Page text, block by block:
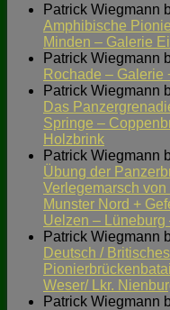
Patrick Wiegmann
Amphibische
Minden – Galerie
Patrick Wiegmann
Rochade – Galerie
Patrick Wiegmann
Das
Springe –
Holzbrink
Patrick Wiegmann
Übung der
Verlegemarsch
Munster Nord +
Uelzen – Lüneburg
Patrick Wiegmann
Deutsch / Britisches
Weser/ Lkr.
Patrick Wiegmann